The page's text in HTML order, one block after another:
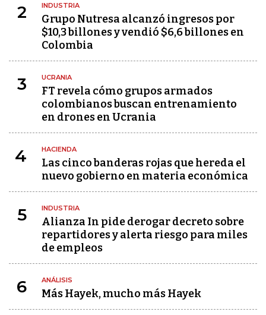
2 INDUSTRIA
Grupo Nutresa alcanzó ingresos por
$10,3 billones y vendió $6,6 billones en
Colombia
3 UCRANIA
FT revela cómo grupos armados
colombianos buscan entrenamiento
en drones en Ucrania
4 HACIENDA
Las cinco banderas rojas que hereda el
nuevo gobierno en materia económica
5 INDUSTRIA
Alianza In pide derogar decreto sobre
repartidores y alerta riesgo para miles
de empleos
6 ANÁLISIS
Más Hayek, mucho más Hayek